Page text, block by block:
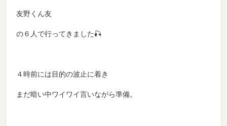
友野くん友
の６人で行ってきました🎣
４時前には目的の波止に着き
まだ暗い中ワイワイ言いながら準備。